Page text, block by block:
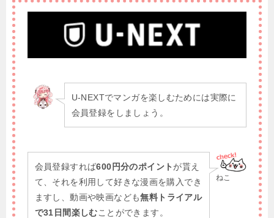
U-NEXTでマンガを楽しむためには実際に
会員登録をしましょう。
ねこ
会員登録すれば600円分のポイント が貰え
て、それを利用して好きな漫画を購入でき
ますし、動画や映画なども無料トライアル
で31日間楽しむことができます。